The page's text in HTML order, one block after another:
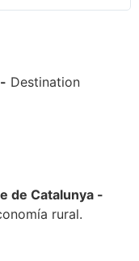
Destination
de Catalunya -
rural.